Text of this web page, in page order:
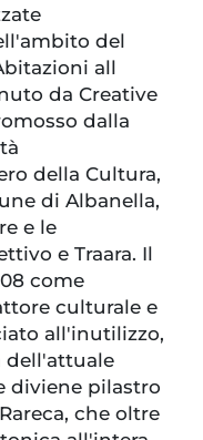
del
all
da Creative
dalla
della Cultura,
di Albanella,
e le
e Traara. Il
come
culturale e
all'inutilizzo,
dell'attuale
diviene pilastro
che oltre